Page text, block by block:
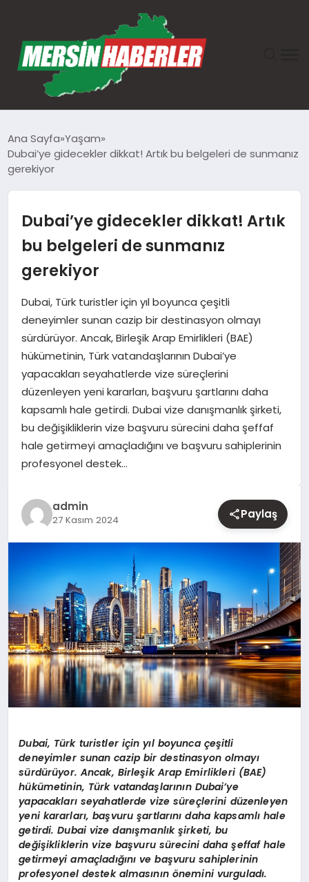
GÜNDEM
TEKNOLOJI
SPOR
YAŞAM
EĞITIM
Ana Sayfa Yaşam
Dubai’ye gidecekler dikkat! Artık bu belgeleri de sunmanız
gerekiyor
Dubai’ye gidecekler dikkat! Artık
bu belgeleri de sunmanız
gerekiyor
Dubai, Türk turistler için yıl boyunca çeşitli
deneyimler sunan cazip bir destinasyon olmayı
sürdürüyor. Ancak, Birleşik Arap Emirlikleri (BAE)
hükümetinin, Türk vatandaşlarının Dubai’ye
yapacakları seyahatlerde vize süreçlerini
düzenleyen yeni kararları, başvuru şartlarını daha
kapsamlı hale getirdi. Dubai vize danışmanlık şirketi,
bu değişikliklerin vize başvuru sürecini daha şeffaf
hale getirmeyi amaçladığını ve başvuru sahiplerinin
profesyonel destek…
admin
27 Kasım 2024 Paylaş
Dubai, Türk turistler için yıl boyunca çeşitli
deneyimler sunan cazip bir destinasyon olmayı
sürdürüyor. Ancak, Birleşik Arap Emirlikleri (BAE)
hükümetinin, Türk vatandaşlarının Dubai’ye
yapacakları seyahatlerde vize süreçlerini düzenleyen
yeni kararları, başvuru şartlarını daha kapsamlı hale
getirdi. Dubai vize danışmanlık şirketi, bu
değişikliklerin vize başvuru sürecini daha şeffaf hale
getirmeyi amaçladığını ve başvuru sahiplerinin
profesyonel destek almasının önemini vurguladı.